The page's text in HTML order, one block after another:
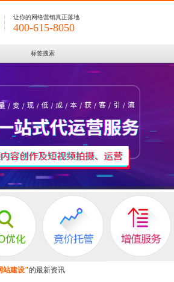
让你的网络营销真正落地
400-615-8050
标签搜索
站建设"的最新资讯